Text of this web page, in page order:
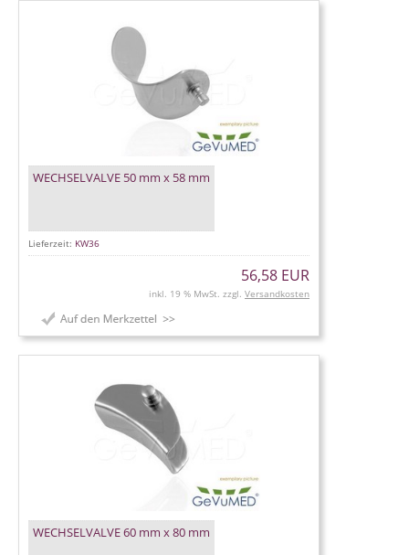
WECHSELVALVE 50 mm x 58 mm
Lieferzeit: KW36
56,58 EUR
inkl. 19 % MwSt. zzgl. Versandkosten
WECHSELVALVE 60 mm x 80 mm